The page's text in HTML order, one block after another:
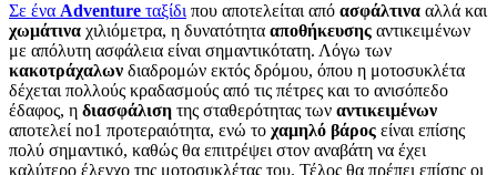
Σε ένα Adventure ταξίδι που αποτελείται από ασφάλτινα αλλά και
χωμάτινα χιλιόμετρα, η δυνατότητα αποθήκευσης αντικειμένων
με απόλυτη ασφάλεια είναι σημαντικότατη. Λόγω των
κακοτράχαλων διαδρομών εκτός δρόμου, όπου η μοτοσυκλέτα
δέχεται πολλούς κραδασμούς από τις πέτρες και το ανισόπεδο
έδαφος, η διασφάλιση της σταθερότητας των αντικειμένων
αποτελεί no1 προτεραιότητα, ενώ το χαμηλό βάρος είναι επίσης
πολύ σημαντικό, καθώς θα επιτρέψει στον αναβάτη να έχει
καλύτερο έλεγχο της μοτοσυκλέτας του. Τέλος θα πρέπει επίσης οι